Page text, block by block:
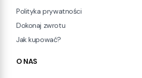
Polityka prywatności
Dokonaj zwrotu
Jak kupować?
O NAS